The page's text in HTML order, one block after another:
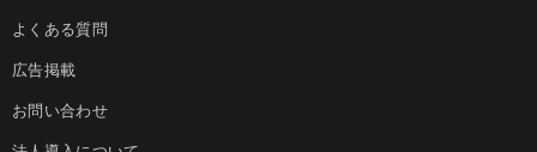
よくある質問
広告掲載
お問い合わせ